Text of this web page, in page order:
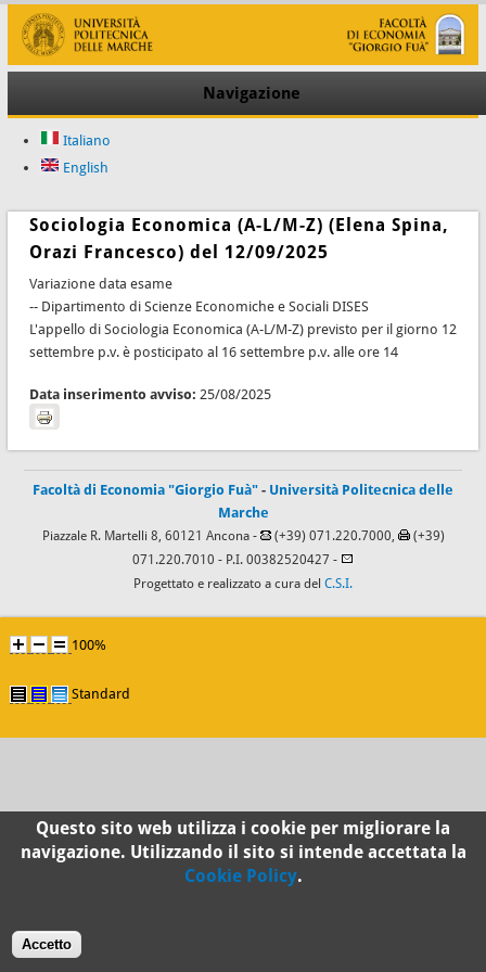
Navigazione
Italiano
English
Sociologia Economica (A-L/M-Z) (Elena Spina,
Orazi Francesco) del 12/09/2025
Variazione data esame
-- Dipartimento di Scienze Economiche e Sociali DISES
L'appello di Sociologia Economica (A-L/M-Z) previsto per il giorno 12
settembre p.v. è posticipato al 16 settembre p.v. alle ore 14
Data inserimento avviso: 25/08/2025
Facoltà di Economia "Giorgio Fuà" - Università Politecnica delle
Marche
Piazzale R. Martelli 8, 60121 Ancona - (+39) 071.220.7000,
(+39)
071.220.7010 - P.I. 00382520427 -
Progettato e realizzato a cura del C.S.I.
100%
Standard
Questo sito web utilizza i cookie per migliorare la
navigazione. Utilizzando il sito si intende accettata la
Cookie Policy.
Accetto